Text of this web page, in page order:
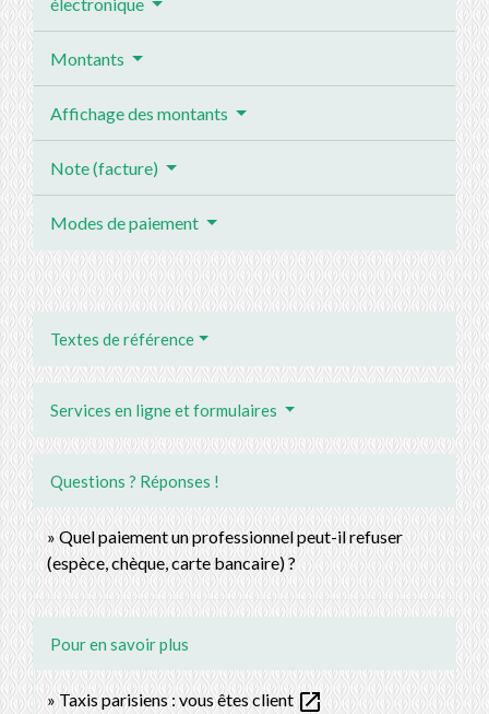
Montants
Affichage des montants
Note (facture)
Modes de paiement
Textes de référence
Services en ligne et formulaires
Questions ? Réponses !
Quel paiement un professionnel peut-il refuser
(espèce, chèque, carte bancaire) ?
Pour en savoir plus
Taxis parisiens : vous êtes client open_in_new